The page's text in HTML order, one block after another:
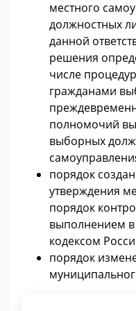
местного
должностных
данной
решения
числе
гражданами
полномочий
выборных
порядок
утверждения
порядок
выполнением
кодексом
порядок